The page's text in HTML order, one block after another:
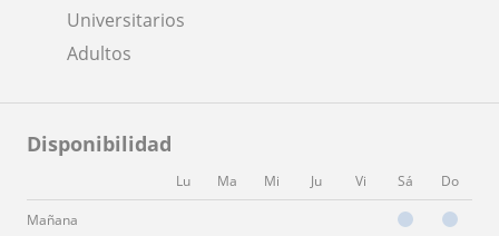
Universitarios
Adultos
Disponibilidad
Lu Ma Mi Ju Vi Sá Do
Mañana